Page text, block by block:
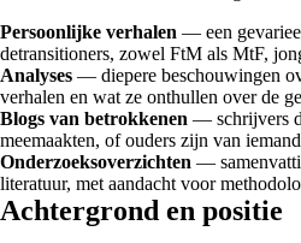
Persoonlijke verhalen — een
detransitioners, zowel FtM als MtF,
Analyses — diepere beschouwingen
verhalen en wat ze onthullen over de
Blogs van betrokkenen — schrijvers
meemaakten, of ouders zijn van
Onderzoeksoverzichten —
literatuur, met aandacht voor
Achtergrond en positie